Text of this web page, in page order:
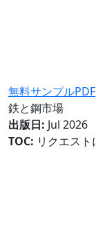
無料サンプルPDF
鉄と鋼市場
出版日: Jul 2026
TOC: リクエス